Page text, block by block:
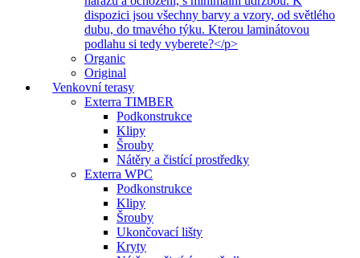
dispozici jsou všechny barvy a vzory, od světlého
dubu, do tmavého týku. Kterou laminátovou
podlahu si tedy vyberete?</p>
Organic
Original
Venkovní terasy
Exterra TIMBER
Podkonstrukce
Klipy
Šrouby
Nátěry a čistící prostředky
Exterra WPC
Podkonstrukce
Klipy
Šrouby
Ukončovací lišty
Kryty